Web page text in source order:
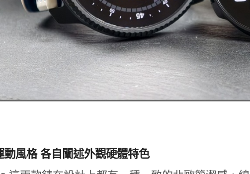
動風格 各自闡述外觀硬體特色